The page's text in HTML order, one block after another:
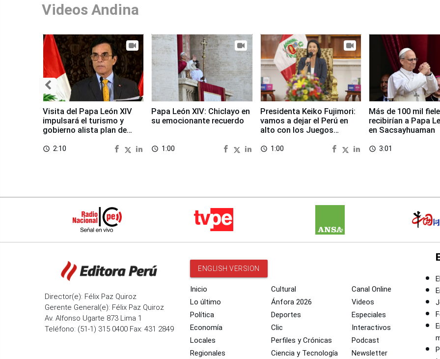
Videos Andina
Visita del Papa León XIV
impulsará el turismo y
gobierno alista plan de
access_time 2:10
Papa León XIV: Chiclayo en
su emocionante recuerdo
access_time 1:00
Presidenta Keiko Fujimori:
vamos a dejar el Perú en
alto con los Juegos
access_time 1:00
Más de 100 mil
recibirían a Papa
en Sacsayhuaman
access_time 3:01
Director(e): Félix Paz Quiroz
Gerente General(e): Félix Paz Quiroz
Av. Alfonso Ugarte 873 Lima 1
Teléfono: (51-1) 315 0400 Fax: 431 2849
ENGLISH VERSION
Inicio
Lo último
Política
Economía
Locales
Regionales
Cultural
Ánfora 2026
Deportes
Clic
Perfiles y Crónicas
Ciencia y Tecnología
Canal Online
Videos
Especiales
Interactivos
Podcast
Newsletter